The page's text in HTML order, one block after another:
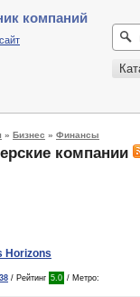
компаний
» Бизнес » Финансы
компании
Horizons
38 / Рейтинг 5.0 / Метро: